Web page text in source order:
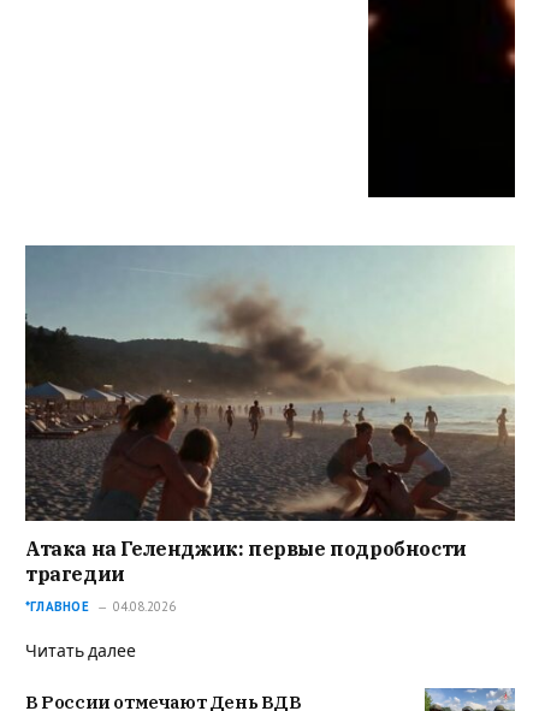
Атака на Геленджик: первые подробности
трагедии
*ГЛАВНОЕ 04.08.2026
Читать далее
В России отмечают День ВДВ